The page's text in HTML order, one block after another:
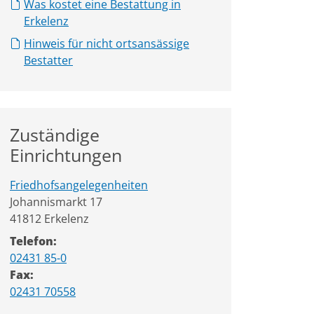
Was kostet eine Bestattung in
Erkelenz
Hinweis für nicht ortsansässige
Bestatter
Zuständige
Einrichtungen
Friedhofsangelegenheiten
Straße:
Johannismarkt Hausnummer:
17
PLZ:
41812 Ort:
Erkelenz
Telefon:
02431 85-0
Fax:
02431 70558